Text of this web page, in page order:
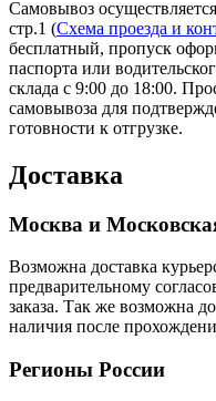
Самовывоз
стр.1 (Схема проезда и
бесплатный, пропуск
паспорта или
склада с 9:00 до 18:00.
самовывоза для
готовности к отгрузке.
Доставка
Москва и
Возможна доставка
предварительному
заказа. Так же возможна
наличия после
Регионы России